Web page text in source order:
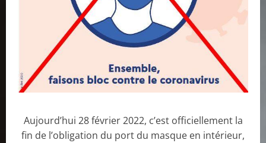
Aujourd’hui 28 février 2022, c’est officiellement la
fin de l’obligation du port du masque en intérieur,